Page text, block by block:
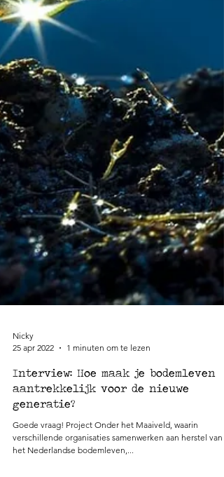
Nicky
25 apr 2022
1 minuten om te lezen
Interview: Hoe maak je bodemleven
aantrekkelijk voor de nieuwe
generatie?
Goede vraag! Project Onder het Maaiveld, waarin
verschillende organisaties samenwerken aan herstel van